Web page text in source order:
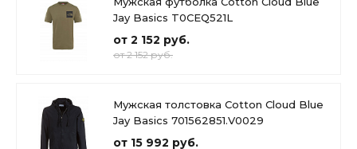
Jay Basics T0CEQ521L
от 2 152 руб.
от 2 152 руб.
Мужская толстовка Cotton Cloud Blue
Jay Basics 701562851.V0029
от 15 992 руб.